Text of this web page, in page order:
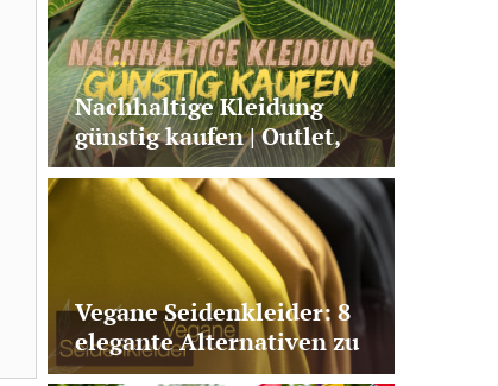
Nachhaltige Kleidung
günstig kaufen | Outlet,
Second Hand oder faire
Basics?
Vegane Seidenkleider: 8
elegante Alternativen zu
echter Seide